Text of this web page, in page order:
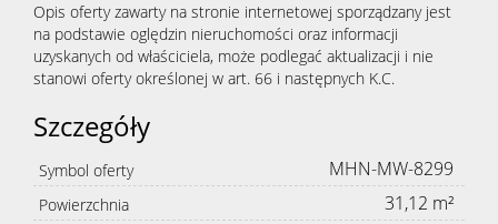
Opis oferty zawarty na stronie internetowej sporządzany jest
na podstawie oględzin nieruchomości oraz informacji
uzyskanych od właściciela, może podlegać aktualizacji i nie
stanowi oferty określonej w art. 66 i następnych K.C.
Szczegóły
Symbol oferty MHN-MW-8299
Powierzchnia 31,12 m²